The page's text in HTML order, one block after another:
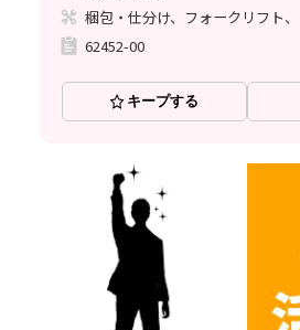
梱包・仕分け、フォークリフト
62452-00
キープする